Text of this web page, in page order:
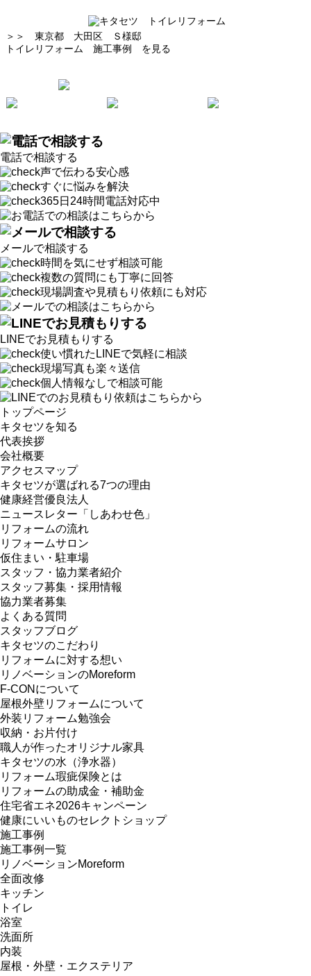
＞＞ 東京都 大田区 Ｓ様邸
トイレリフォーム 施工事例 を見る
電話で相談する
声で伝わる安心感
すぐに悩みを解決
365日24時間電話対応中
メールで相談する
時間を気にせず相談可能
複数の質問にも丁寧に回答
現場調査や見積もり依頼にも対応
LINEでお見積もりする
使い慣れたLINEで気軽に相談
現場写真も楽々送信
個人情報なしで相談可能
トップページ
キタセツを知る
代表挨拶
会社概要
アクセスマップ
キタセツが選ばれる7つの理由
健康経営優良法人
ニュースレター「しあわせ色」
リフォームの流れ
リフォームサロン
仮住まい・駐車場
スタッフ・協力業者紹介
スタッフ募集・採用情報
協力業者募集
よくある質問
スタッフブログ
キタセツのこだわり
リフォームに対する想い
リノベーションのMoreform
F-CONについて
屋根外壁リフォームについて
外装リフォーム勉強会
収納・お片付け
職人が作ったオリジナル家具
キタセツの水（浄水器）
リフォーム瑕疵保険とは
リフォームの助成金・補助金
住宅省エネ2026キャンペーン
健康にいいものセレクトショップ
施工事例
施工事例一覧
リノベーションMoreform
全面改修
キッチン
トイレ
浴室
洗面所
内装
屋根・外壁・エクステリア